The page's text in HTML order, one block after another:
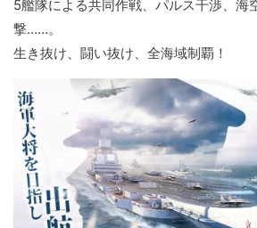
5艦隊による共同作戦、パルス干渉、海
撃……。
生き抜け、闘い抜け、全海域制覇！